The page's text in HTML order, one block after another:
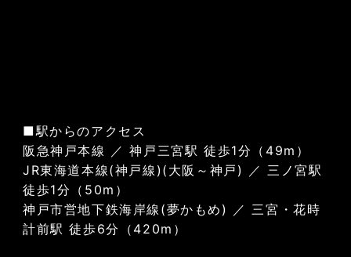
■駅からのアクセス
阪急神戸本線 ／ 神戸三宮駅 徒歩1分（49m）
JR東海道本線(神戸線)(大阪～神戸) ／ 三ノ宮駅
徒歩1分（50m）
神戸市営地下鉄海岸線(夢かもめ) ／ 三宮・花時
計前駅 徒歩6分（420m）